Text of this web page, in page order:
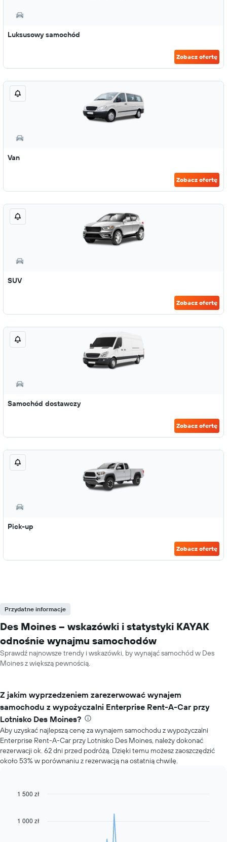
Luksusowy samochód
Zobacz ofertę
Van
Zobacz ofertę
SUV
Zobacz ofertę
Samochód dostawczy
Zobacz ofertę
Pick-up
Zobacz ofertę
Przydatne informacje
Des Moines – wskazówki i statystyki KAYAK
odnośnie wynajmu samochodów
Sprawdź najnowsze trendy i wskazówki, by wynająć samochód w Des
Moines z większą pewnością.
Z jakim wyprzedzeniem zarezerwować wynajem
samochodu z wypożyczalni Enterprise Rent-A-Car przy
Lotnisko Des Moines?
Aby uzyskać najlepszą cenę za wynajem samochodu z wypożyczalni
Enterprise Rent-A-Car przy Lotnisko Des Moines, należy dokonać
rezerwacji ok. 62 dni przed podróżą. Dzięki temu możesz zaoszczędzić
około 53% w porównaniu z rezerwacją na ostatnią chwilę.
Line
91
data
Chart
1 000 zł
1 500 zł